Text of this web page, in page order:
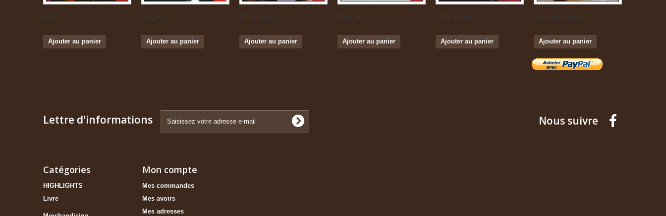
Zizi...
Ajouter au panier
Serge...
Ajouter au panier
Boris Vian...
Ajouter au panier
Western...
Ajouter au panier
Trini Lopez...
Ajouter au panier
Stop au Stress
Ajouter au panier
Lettre d'informations Nous suivre
Catégories
HIGHLIGHTS
Livre
Mon compte
Mes commandes
Mes avoirs
Mes adresses